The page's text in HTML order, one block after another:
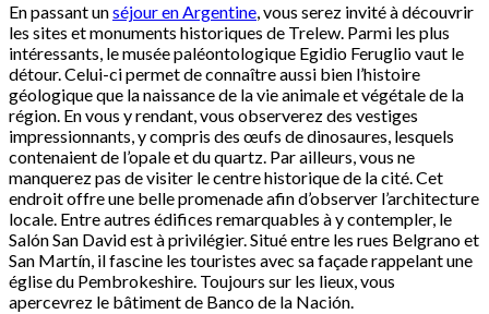
En passant unséjour en Argentine, vous serez invité à découvrir
les sites et monuments historiques de Trelew. Parmi les plus
intéressants, le musée paléontologique Egidio Feruglio vaut le
détour. Celui-ci permet de connaître aussi bien l’histoire
géologique que la naissance de la vie animale et végétale de la
région. En vous y rendant, vous observerez des vestiges
impressionnants, y compris des œufs de dinosaures, lesquels
contenaient de l’opale et du quartz. Par ailleurs, vous ne
manquerez pas de visiter le centre historique de la cité. Cet
endroit offre une belle promenade afin d’observer l’architecture
locale. Entre autres édifices remarquables à y contempler, le
Salón San David est à privilégier. Situé entre les rues Belgrano et
San Martín, il fascine les touristes avec sa façade rappelant une
église du Pembrokeshire. Toujours sur les lieux, vous
apercevrez le bâtiment de Banco de la Nación.